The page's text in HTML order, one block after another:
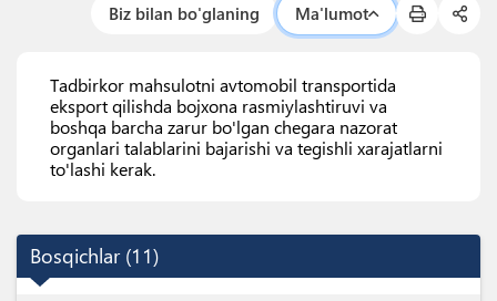
Biz bilan bo'glaning Ma'lumot
Tadbirkor mahsulotni avtomobil transportida
eksport qilishda bojxona rasmiylashtiruvi va
boshqa barcha zarur bo'lgan chegara nazorat
organlari talablarini bajarishi va tegishli xarajatlarni
to'lashi kerak.
Bosqichlar (11)